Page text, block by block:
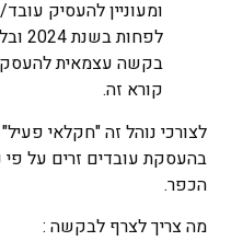
בקשה עצמאית
קורא זה.
לצורכי נוהל זה "חקלאי
בהעסקת עובדים זרים על
הכפר.
מה צריך לצרף לבקשה :